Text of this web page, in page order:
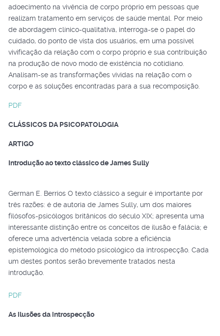
adoecimento na vivência de corpo próprio em pessoas que
realizam tratamento em serviços de saúde mental. Por meio
de abordagem clínico-qualitativa, interroga-se o papel do
cuidado, do ponto de vista dos usuários, em uma possível
vivificação da relação com o corpo próprio e sua contribuição
na produção de novo modo de existência no cotidiano.
Analisam-se as transformações vividas na relação com o
corpo e as soluções encontradas para a sua recomposição.
PDF
CLÁSSICOS DA PSICOPATOLOGIA
ARTIGO
Introdução ao texto clássico de James Sully
German E. Berrios O texto clássico a seguir é importante por
três razões: é de autoria de James Sully, um dos maiores
filósofos-psicólogos britânicos do século XIX; apresenta uma
interessante distinção entre os conceitos de ilusão e falácia; e
oferece uma advertência velada sobre a eficiência
epistemológica do método psicológico da introspecção. Cada
um destes pontos serão brevemente tratados nesta
introdução.
PDF
As ilusões da introspecção